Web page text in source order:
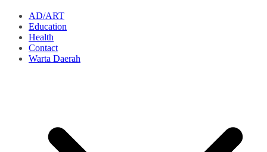
AD/ART
Education
Health
Contact
Warta Daerah